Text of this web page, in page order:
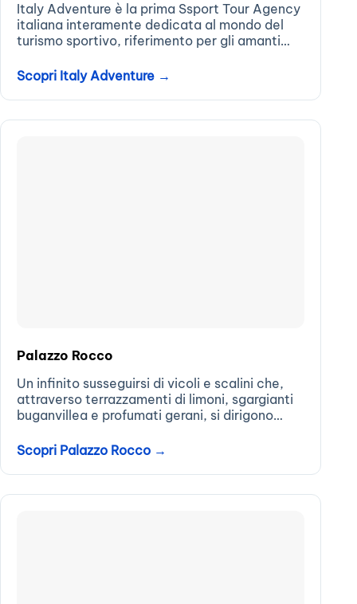
Italy Adventure è la prima Ssport Tour Agency
italiana interamente dedicata al mondo del
turismo sportivo, riferimento per gli amanti
Scopri Italy Adventure →
Palazzo Rocco
Un infinito susseguirsi di vicoli e scalini che,
attraverso terrazzamenti di limoni, sgargianti
buganvillea e profumati gerani, si dirigono
Scopri Palazzo Rocco →